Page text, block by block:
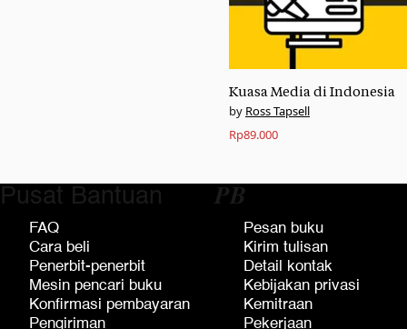
Kuasa Media di Indonesia
Ross Tapsell
Rp89.000
Pusat Bantuan
FAQ
Cara beli
Penerbit-penerbit
Mesin pencari buku
Konfirmasi pembayaran
Pengiriman
𝑷𝑩
Pesan buku
Kirim tulisan
Detail kontak
Kebijakan privasi
Kemitraan
Pekerjaan